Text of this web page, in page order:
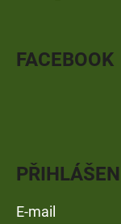
FACEBOOK
E-mail